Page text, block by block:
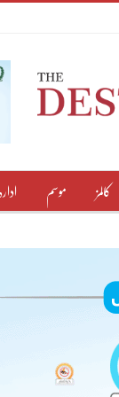
کالمز موسم ادارہ